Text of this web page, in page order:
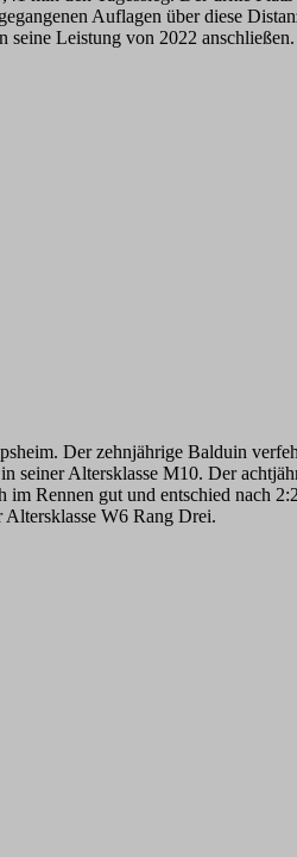
Auflagen über diese
seine Leistung von 2022 anschließen.
Der zehnjährige Balduin
seiner Altersklasse M10. Der
Rennen gut und entschied nach
W6 Rang Drei.